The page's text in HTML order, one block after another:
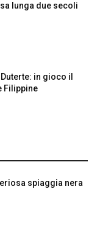
lunga due secoli
in gioco il
Filippine
spiaggia nera